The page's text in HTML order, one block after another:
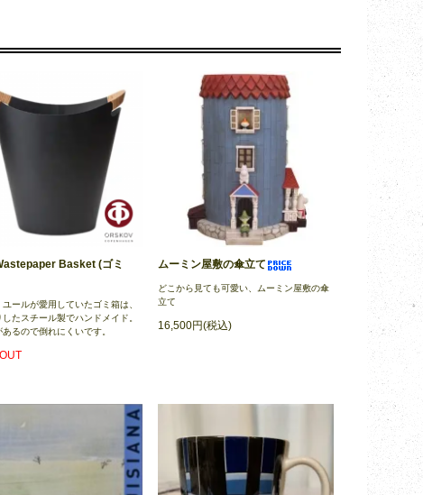
Basket (ゴミ
ユールが愛用していたゴミ箱は、
したスチール製でハンドメイド。
るので倒れにくいです。
ムーミン屋敷の傘立て
どこから見ても可愛い、ムーミン屋敷の傘
立て
16,500円(税込)